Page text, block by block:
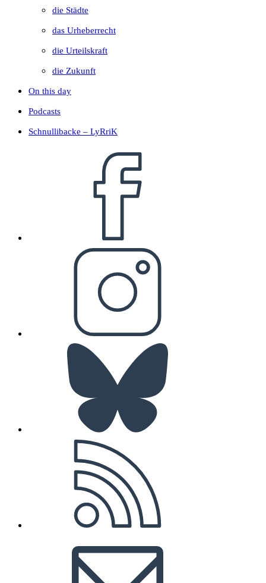
die Städte
das Urheberrecht
die Urteilskraft
die Zukunft
On this day
Podcasts
Schnullibacke – LyRriK